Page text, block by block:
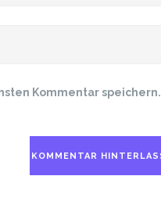
Kommentar speichern.